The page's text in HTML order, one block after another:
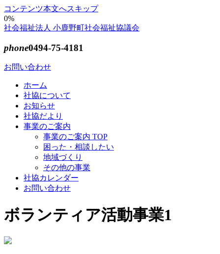
コンテンツ本文へスキップ
0%
社会福祉法人 小鹿野町社会福祉協議会
phone0494-75-4181
お問い合わせ
ホーム
社協について
お知らせ
社協だより
事業のご案内
事業のご案内 TOP
困った・相談したい
地域づくり
その他の事業
社協カレンダー
お問い合わせ
ボランティア活動事業1